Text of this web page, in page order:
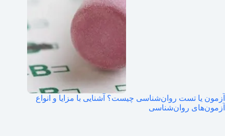
آزمون یا تست روان‌شناسی چیست؟ آشنایی با مزایا و انواع
آزمون‌های روان‌شناسی